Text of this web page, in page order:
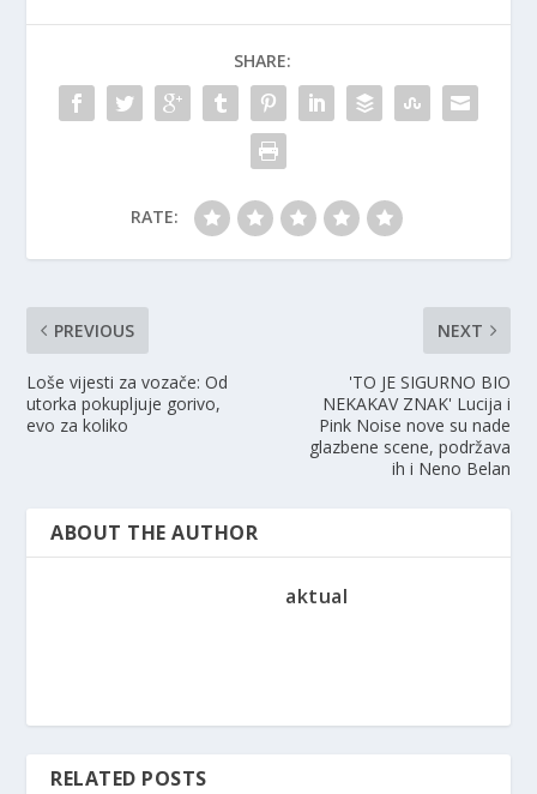
SHARE:
RATE:
PREVIOUS
Loše vijesti za vozače: Od
utorka pokupljuje gorivo,
evo za koliko
NEXT
'TO JE SIGURNO BIO
NEKAKAV ZNAK' Lucija i
Pink Noise nove su nade
glazbene scene, podržava
ih i Neno Belan
ABOUT THE AUTHOR
aktual
RELATED POSTS